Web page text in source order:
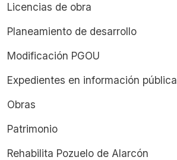
Licencias de obra
Planeamiento de desarrollo
Modificación PGOU
Expedientes en información pública
Obras
Patrimonio
Rehabilita Pozuelo de Alarcón